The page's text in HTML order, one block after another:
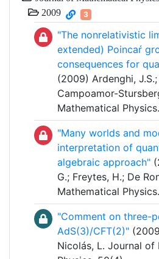
2009 3
"The nonrelativistic
extended) Poincaŕ
consequences for
(2009) Ardenghi,
Campoamor-
Mathematical
"Many worlds and
interpretation of
algebraic approach"
G.; Freytes, H.; De
Mathematical
"Comment on three-
AdS(3)/CFT(2)"
Nicolás, L. Journal of